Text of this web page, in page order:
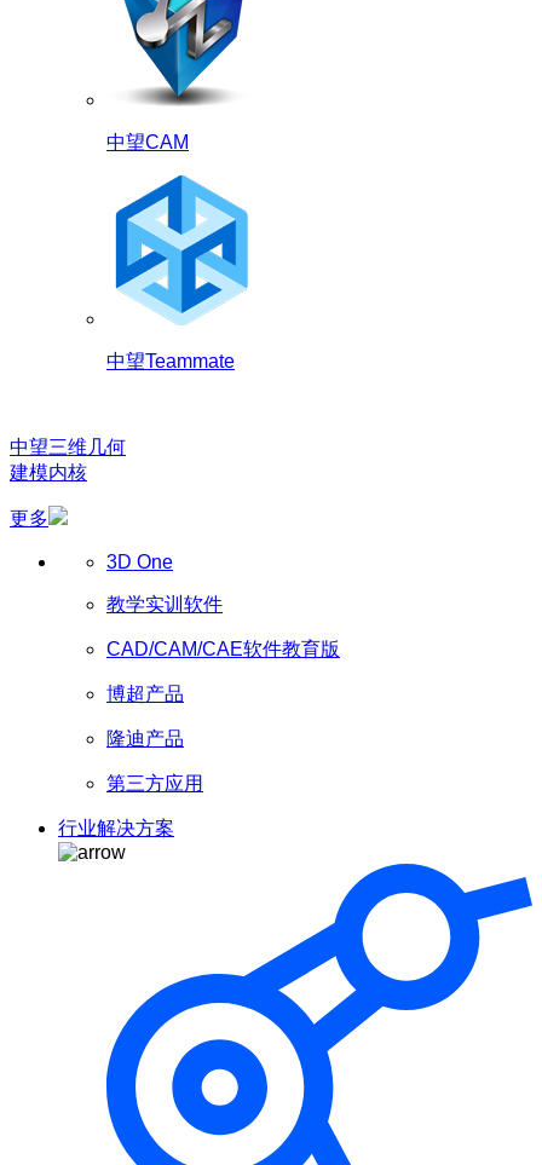
中望CAM
中望Teammate
中望三维几何
建模内核
更多
3D One
教学实训软件
CAD/CAM/CAE软件教育版
博超产品
隆迪产品
第三方应用
行业解决方案